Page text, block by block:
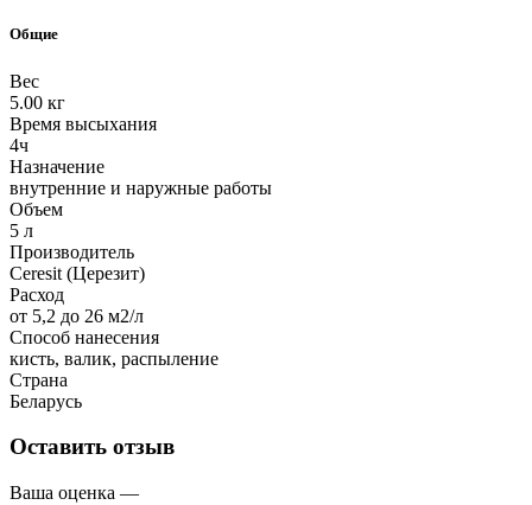
Общие
Вес
5.00 кг
Время высыхания
4ч
Назначение
внутренние и наружные работы
Объем
5 л
Производитель
Ceresit (Церезит)
Расход
от 5,2 до 26 м2/л
Способ нанесения
кисть, валик, распыление
Страна
Беларусь
Оставить отзыв
Ваша оценка —